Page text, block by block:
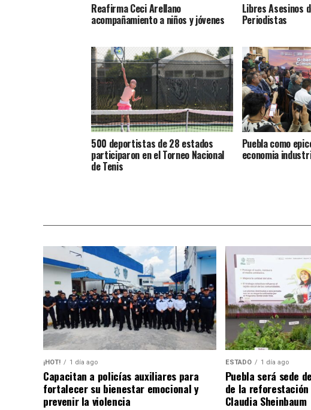
Reafirma Ceci Arellano
acompañamiento a niños y jóvenes
Libres Asesinos
Periodistas
500 deportistas de 28 estados
participaron en el Torneo Nacional
de Tenis
Puebla como
economia
¡HOT! 1 día ago
Capacitan a policías auxiliares para
fortalecer su bienestar emocional y
prevenir la violencia
ESTADO 1 día ago
Puebla será sede
de la
Claudia Sheinbaum